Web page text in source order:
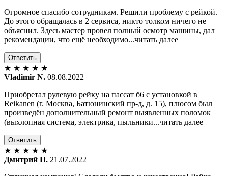
Огромное спасибо сотрудникам. Решили проблему с рейкой.
До этого обращалась в 2 сервиса, никто толком ничего не
объяснил. Здесь мастер провел полный осмотр машины, дал
рекомендации, что ещё необходимо...читать далее
Ответить
★ ★ ★ ★ ★
Vladimir N. 08.08.2022
Приобретал рулевую рейку на пассат б6 с установкой в
Reikanen (г. Москва, Батюнинский пр-д, д. 15), плюсом был
произведён дополнительный ремонт выявленных поломок
(выхлопная система, электрика, пыльники...читать далее
Ответить
★ ★ ★ ★ ★
Дмитрий П. 21.07.2022